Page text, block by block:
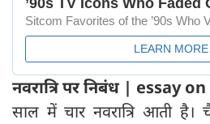
नवरात्रि पर निबंध | essay
साल में चार नवरात्र‍ि आती है।